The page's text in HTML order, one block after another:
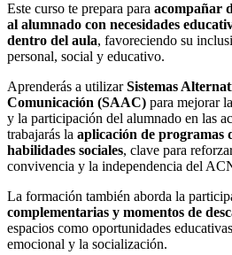
Este curso te prepara para acompañar
al alumnado con necesidades
dentro del aula, favoreciendo su
personal, social y educativo.
Aprenderás a utilizarSistemas
Comunicación (SAAC) para mejorar
y la participación del alumnado en las
trabajarás la aplicación de programas
habilidades sociales, clave para
convivencia y la independencia del
La formación también aborda la
complementarias y momentos de
espacios como oportunidades
emocional y la socialización.